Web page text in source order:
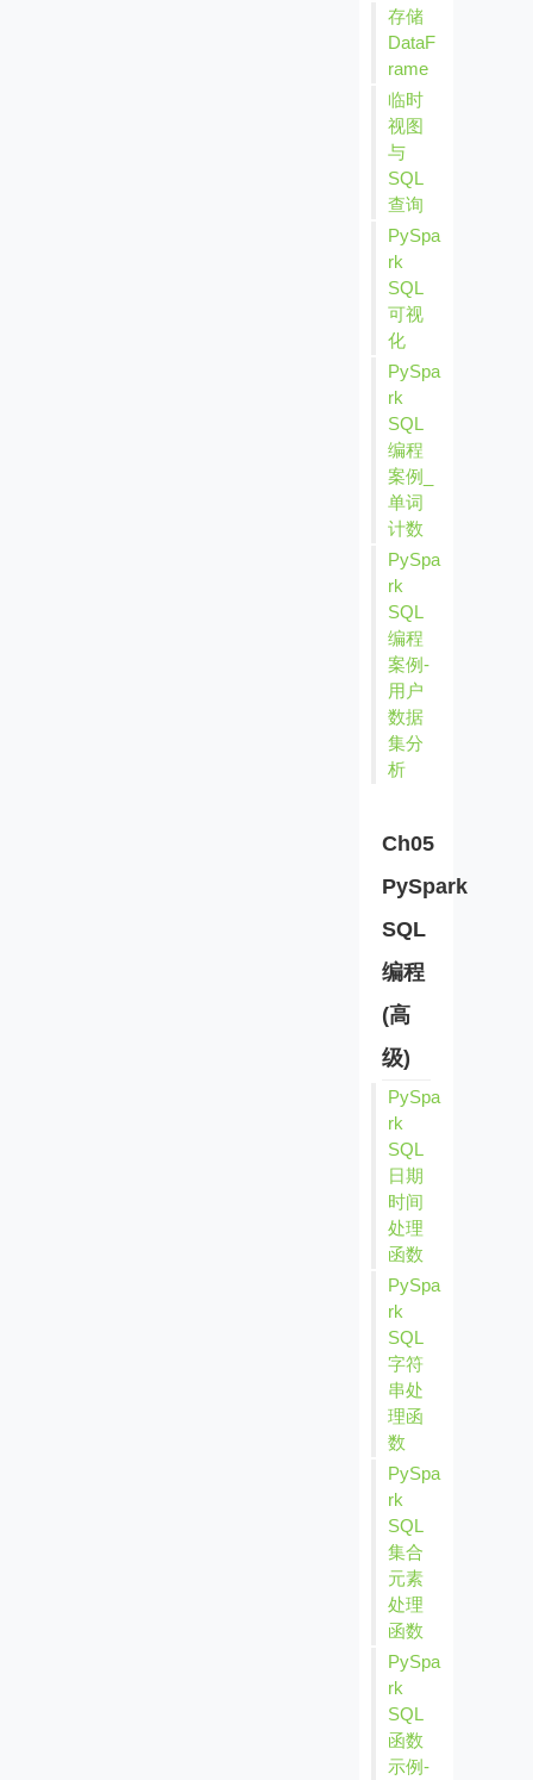
存储
DataF
rame
临时
视图
与
SQL
查询
PySpa
rk
SQL
可视
化
PySpa
rk
SQL
编程
案例_
单词
计数
PySpa
rk
SQL
编程
案例-
用户
数据
集分
析
Ch05
PySpark
SQL
编程
(高
级)
PySpa
rk
SQL
日期
时间
处理
函数
PySpa
rk
SQL
字符
串处
理函
数
PySpa
rk
SQL
集合
元素
处理
函数
PySpa
rk
SQL
函数
示例-